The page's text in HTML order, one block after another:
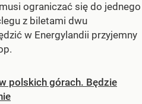
ograniczać się do jednego
z biletami dwu
w Energylandii przyjemny
polskich górach. Będzie